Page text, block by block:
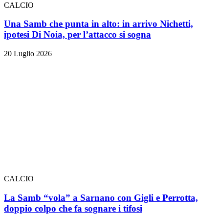
CALCIO
Una Samb che punta in alto: in arrivo Nichetti,
ipotesi Di Noia, per l’attacco si sogna
20 Luglio 2026
CALCIO
La Samb “vola” a Sarnano con Gigli e Perrotta,
doppio colpo che fa sognare i tifosi